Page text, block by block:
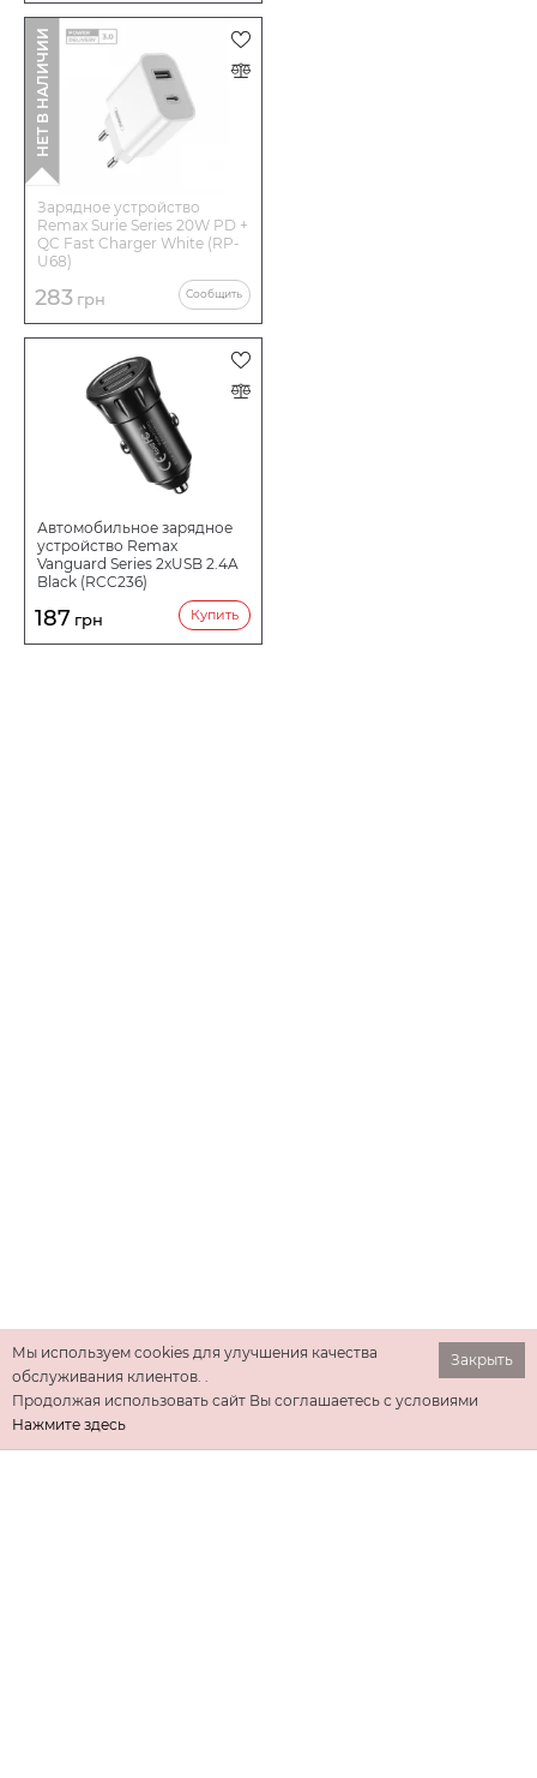
Зарядное устройство
Remax Surie Series 20W PD +
QC Fast Charger White (RP-
U68)
283 грн Сообщить
НЕТ В НАЛИЧИИ
Автомобильное зарядное
устройство Remax
Vanguard Series 2xUSB 2.4A
Black (RCC236)
187 грн Купить
Закрыть
Мы используем cookies для улучшения качества
обслуживания клиентов. .
Продолжая использовать сайт Вы соглашаетесь с условиями
Нажмите здесь